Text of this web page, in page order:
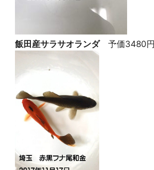
飯田産サラサオランダ予価3480円